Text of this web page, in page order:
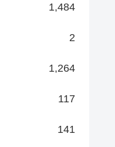
1,484
2
1,264
117
141